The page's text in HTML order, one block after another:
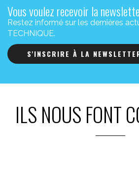
Vous voulez recevoir la
Restez informé sur les dernières
TECHNIQUE.
S'INSCRIRE À LA
ILS NOUS FONT